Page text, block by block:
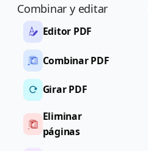
Combinar y editar
Editor PDF
Combinar PDF
Girar PDF
Eliminar
páginas